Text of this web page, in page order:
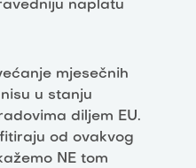
naplatu
mjesečnih
u stanju
diljem EU.
od ovakvog
NE tom